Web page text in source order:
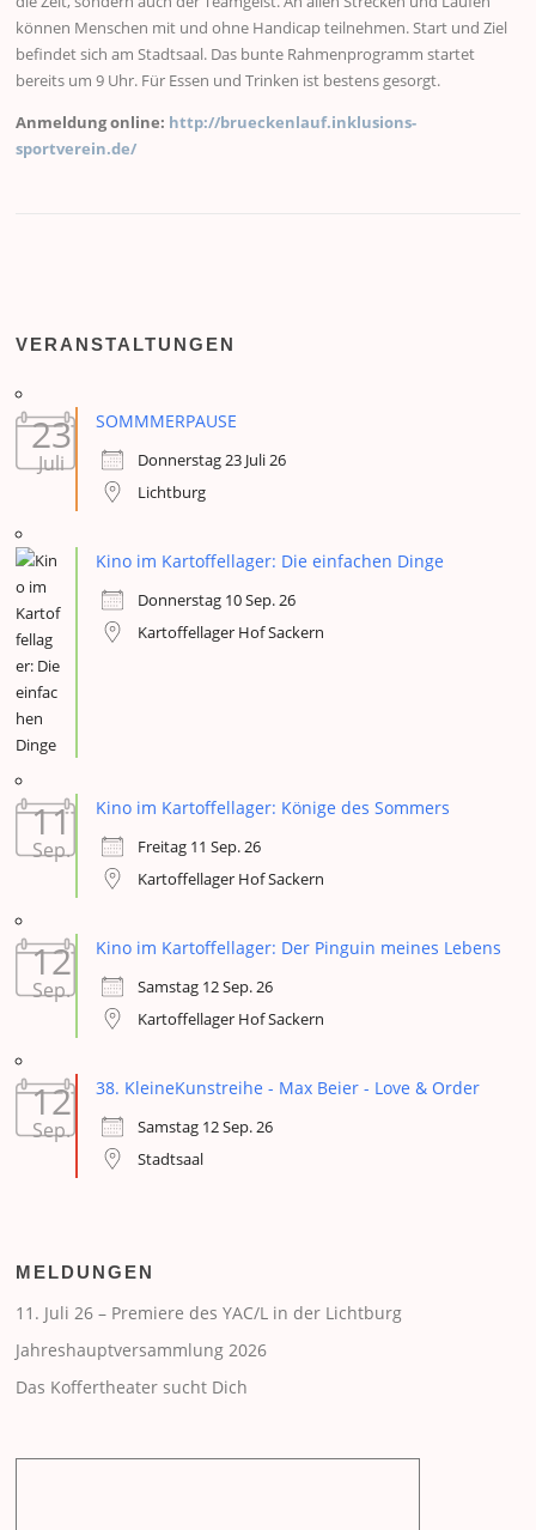
können Menschen mit und ohne Handicap teilnehmen. Start und Ziel
befindet sich am Stadtsaal. Das bunte Rahmenprogramm startet
bereits um 9 Uhr. Für Essen und Trinken ist bestens gesorgt.
Anmeldung online: http://brueckenlauf.inklusions-
sportverein.de/
VERANSTALTUNGEN
23
Juli
SOMMMERPAUSE
Donnerstag 23 Juli 26
Lichtburg
Kino im Kartoffellager: Die einfachen Dinge
Donnerstag 10 Sep. 26
Kartoffellager Hof Sackern
11
Sep.
Kino im Kartoffellager: Könige des Sommers
Freitag 11 Sep. 26
Kartoffellager Hof Sackern
12
Sep.
Kino im Kartoffellager: Der Pinguin meines Lebens
Samstag 12 Sep. 26
Kartoffellager Hof Sackern
12
Sep.
38. KleineKunstreihe - Max Beier - Love & Order
Samstag 12 Sep. 26
Stadtsaal
MELDUNGEN
11. Juli 26 – Premiere des YAC/L in der Lichtburg
Jahreshauptversammlung 2026
Das Koffertheater sucht Dich